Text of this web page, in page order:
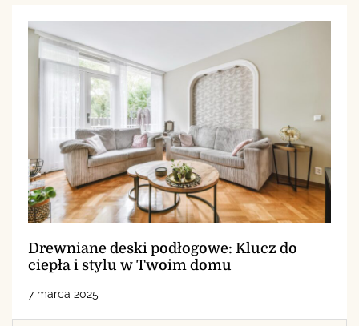
Drewniane deski podłogowe: Klucz do
ciepła i stylu w Twoim domu
7 marca 2025